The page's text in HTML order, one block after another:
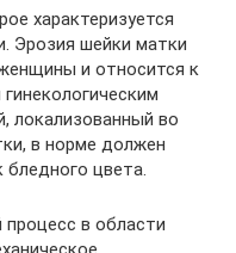
характеризуется
Эрозия шейки матки
и относится к
локализованный во
в норме должен
цвета.
в области